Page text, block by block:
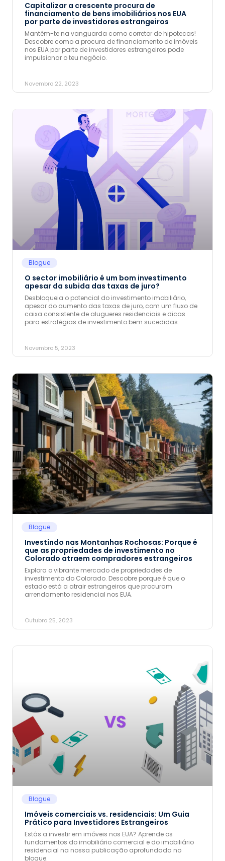
Capitalizar a crescente procura de
financiamento de bens imobiliários nos EUA
por parte de investidores estrangeiros
Mantém-te na vanguarda como corretor de hipotecas!
Descobre como a procura de financiamento de imóveis
nos EUA por parte de investidores estrangeiros pode
impulsionar o teu negócio.
Novembro 22, 2023
Blogue
O sector imobiliário é um bom investimento
apesar da subida das taxas de juro?
Desbloqueia o potencial do investimento imobiliário,
apesar do aumento das taxas de juro, com um fluxo de
caixa consistente de alugueres residenciais e dicas
para estratégias de investimento bem sucedidas.
Novembro 5, 2023
Blogue
Investindo nas Montanhas Rochosas: Porque é
que as propriedades de investimento no
Colorado atraem compradores estrangeiros
Explora o vibrante mercado de propriedades de
investimento do Colorado. Descobre porque é que o
estado está a atrair estrangeiros que procuram
arrendamento residencial nos EUA.
Outubro 25, 2023
Blogue
Imóveis comerciais vs. residenciais: Um Guia
Prático para Investidores Estrangeiros
Estás a investir em imóveis nos EUA? Aprende os
fundamentos do imobiliário comercial e do imobiliário
residencial na nossa publicação aprofundada no
blogue.